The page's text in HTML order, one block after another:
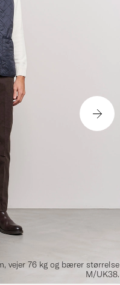
vejer 76 kg og bærer størrelse
M/UK38.